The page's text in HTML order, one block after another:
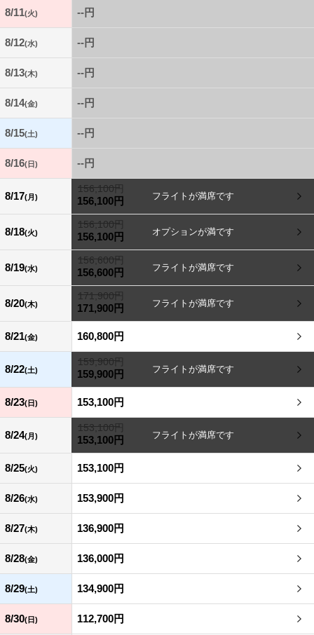
8/11(火) --円
8/12(水) --円
8/13(木) --円
8/14(金) --円
8/15(土) --円
8/16(日) --円
8/17(月)
156,100円
156,100円
8/18(火)
156,100円
156,100円
8/19(水)
156,600円
156,600円
8/20(木)
171,900円
171,900円
8/21(金) 160,800円
8/22(土)
159,900円
159,900円
8/23(日) 153,100円
8/24(月)
153,100円
153,100円
8/25(火) 153,100円
8/26(水) 153,900円
8/27(木) 136,900円
8/28(金) 136,000円
8/29(土) 134,900円
8/30(日) 112,700円